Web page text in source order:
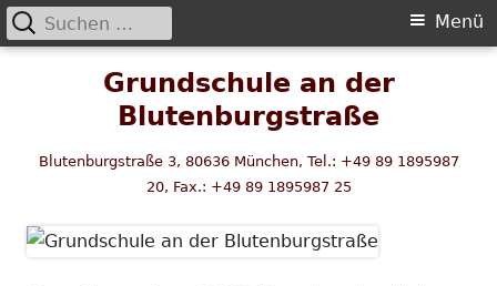
Grundschule an der
Blutenburgstraße
Blutenburgstraße 3, 80636 München, Tel.: +49 89 1895987
20, Fax.: +49 89 1895987 25
Primäres
Menü
Suchen
nach: